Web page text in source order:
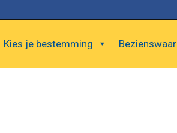
Kies je bestemming